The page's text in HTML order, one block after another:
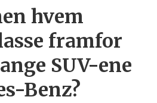
hvem
framfor
SUV-ene
Benz?